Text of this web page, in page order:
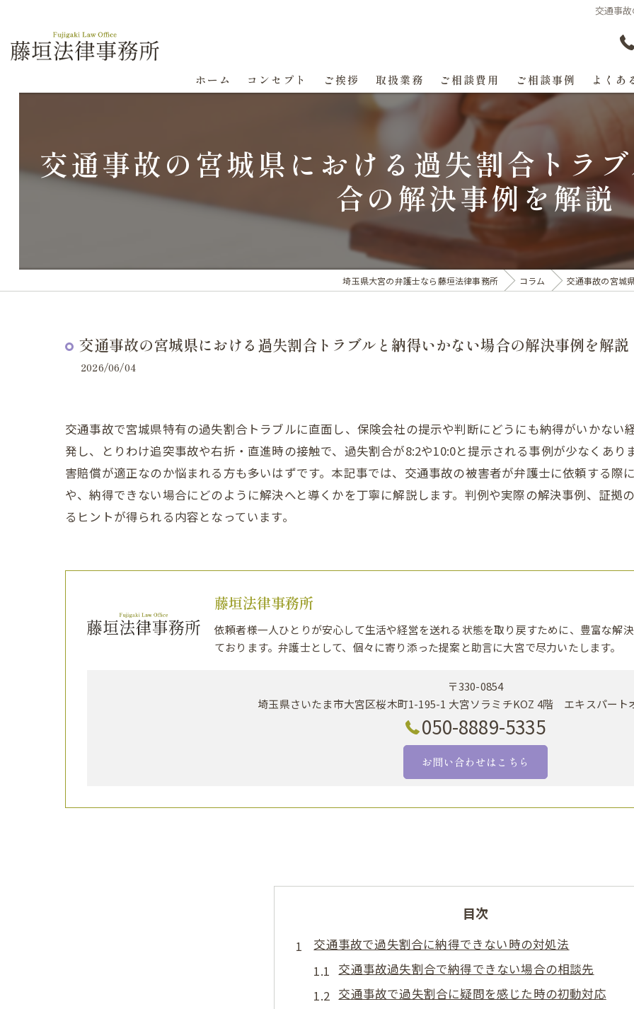
交通事
ホーム コンセプト ご挨拶 取扱業務 ご相談費用 ご相談事例 よくあ
交通事故の宮城県における過失割合トラ
合の解決事例を解説
埼玉県大宮の弁護士なら藤垣法律事務所 コラム 交通事故の宮城
交通事故の宮城県における過失割合トラブルと納得いかない場合の解決事例を解説
2026/06/04
交通事故で宮城県特有の過失割合トラブルに直面し、保険会社の提示や判断にどうにも納得がいかない
発し、とりわけ追突事故や右折・直進時の接触で、過失割合が8:2や10:0と提示される事例が少なくあ
害賠償が適正なのか悩まれる方も多いはずです。本記事では、交通事故の被害者が弁護士に依頼する際
や、納得できない場合にどのように解決へと導くかを丁寧に解説します。判例や実際の解決事例、証拠
るヒントが得られる内容となっています。
藤垣法律事務所
依頼者様一人ひとりが安心して生活や経営を送れる状態を取り戻すために、豊富な解
ております。弁護士として、個々に寄り添った提案と助言に大宮で尽力いたします。
〒330-0854
埼玉県さいたま市大宮区桜木町1-195-1 大宮ソラミチKOZ 4階 エキスパート
050-8889-5335
お問い合わせはこちら
目次
交通事故で過失割合に納得できない時の対処法
交通事故過失割合で納得できない場合の相談先
交通事故で過失割合に疑問を感じた時の初動対応